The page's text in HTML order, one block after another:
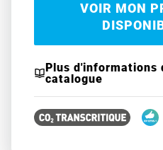
VOIR MON
Plus d'informations
catalogue